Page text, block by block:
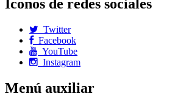
Iconos de redes sociales
Twitter
Facebook
YouTube
Instagram
Menú auxiliar